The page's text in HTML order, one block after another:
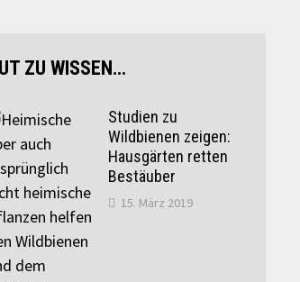
ZU WISSEN…
Studien zu
Wildbienen zeigen:
Hausgärten retten
Bestäuber
15. März 2019